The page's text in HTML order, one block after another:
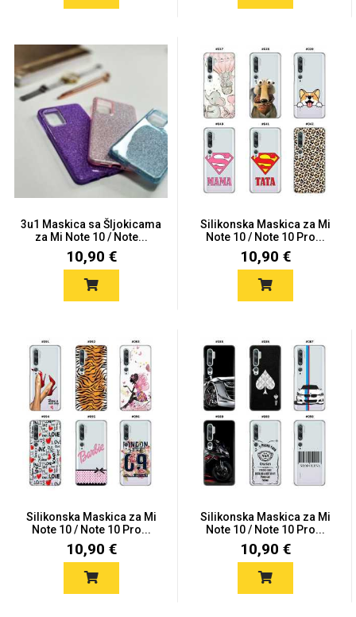
3u1 Maskica sa Šljokicama
za Mi Note 10 / Note...
10,90 €
Silikonska Maskica za Mi
Note 10 / Note 10 Pro...
10,90 €
Silikonska Maskica za Mi
Note 10 / Note 10 Pro...
10,90 €
Silikonska Maskica za Mi
Note 10 / Note 10 Pro...
10,90 €
Quotes Collection Cirkus
Zodiac Halloween
Doodles Apstraktni motivi
Monogrami Dječji motivi
Za njega